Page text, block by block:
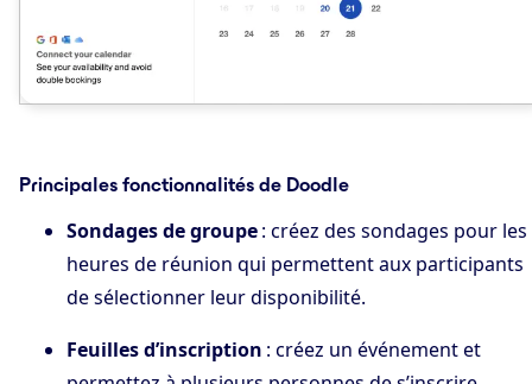
Principales fonctionnalités de Doodle
Sondages de groupe: créez des sondages pour les
heures de réunion qui permettent aux participants
de sélectionner leur disponibilité.
Feuilles d’inscription : créez un événement et